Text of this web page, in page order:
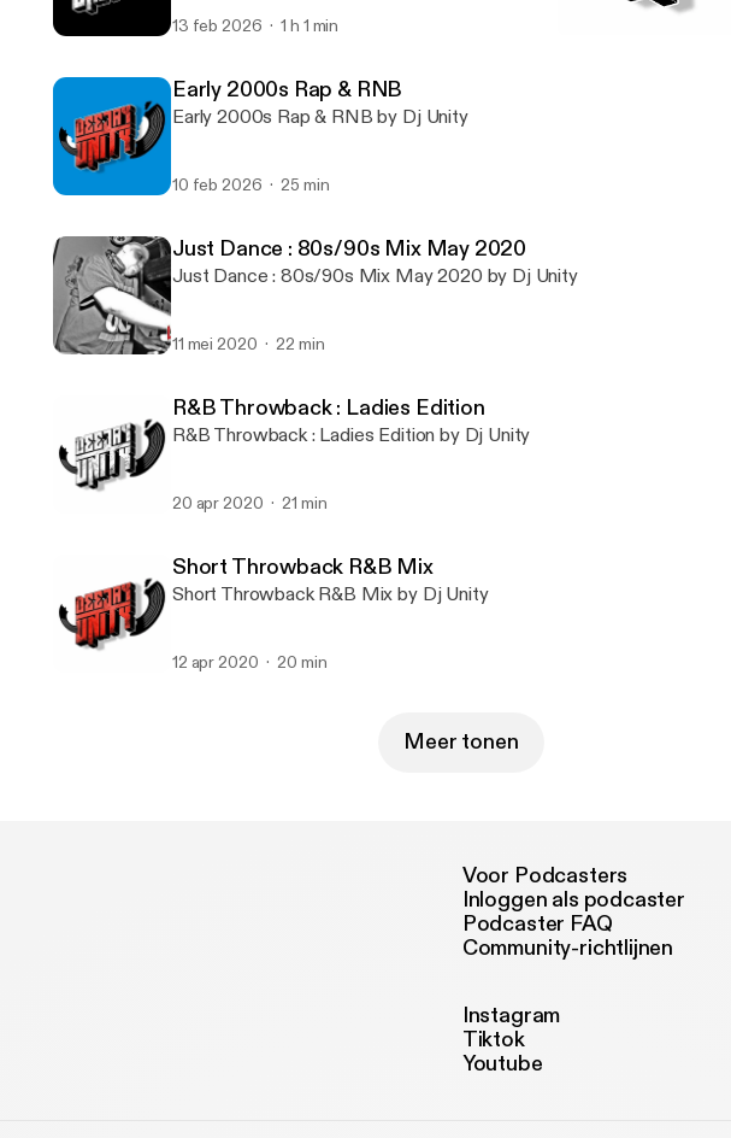
13 feb 2026 1 h 1 min
Early 2000s Rap & RNB
Early 2000s Rap & RNB by Dj Unity
10 feb 2026 25 min
Just Dance : 80s/90s Mix May 2020
Just Dance : 80s/90s Mix May 2020 by Dj Unity
11 mei 2020 22 min
R&B Throwback : Ladies Edition
R&B Throwback : Ladies Edition by Dj Unity
20 apr 2020 21 min
Short Throwback R&B Mix
Short Throwback R&B Mix by Dj Unity
12 apr 2020 20 min
Meer tonen
Voor Podcasters
Inloggen als podcaster
Podcaster FAQ
Community-richtlijnen
Instagram
Tiktok
Youtube